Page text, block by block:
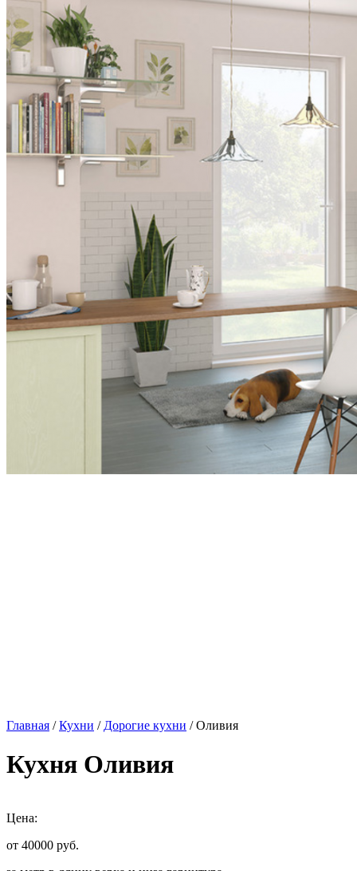
Главная /Кухни / Дорогие кухни / Оливия
Кухня Оливия
Цена:
от 40000 руб.